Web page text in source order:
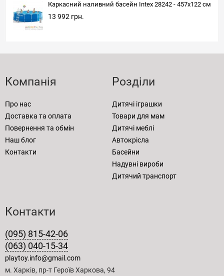
Каркасний наливний басейн Intex 28242 - 457х122 см
13 992 грн.
Компанія
Про нас
Доставка та оплата
Повернення та обмін
Наш блог
Контакти
Розділи
Дитячі іграшки
Товари для мам
Дитячі меблі
Автокрісла
Басейни
Надувні вироби
Дитячий транспорт
Контакти
(095) 815-42-06
(063) 040-15-34
playtoy.info@gmail.com
м. Харків, пр-т Героїв Харкова, 94